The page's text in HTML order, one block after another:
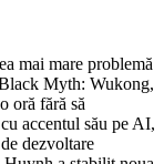
mai mare problemă
Myth: Wukong,
oră fără să
accentul său pe AI,
dezvoltare